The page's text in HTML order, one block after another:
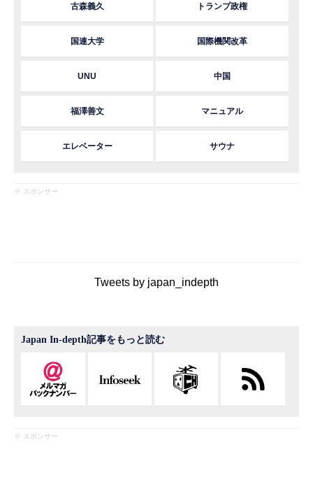
古森義久 トランプ政権
国連大学 国際機関改革
UNU 中国
福澤善文 マニュアル
エレベーター サウナ
※ スポンサー
Tweets by japan_indepth
Japan In-depth記事をもっと読む
※ スポンサー